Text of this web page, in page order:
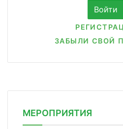
ЗАБЫЛИ СВОЙ
МЕРОПРИЯТИЯ